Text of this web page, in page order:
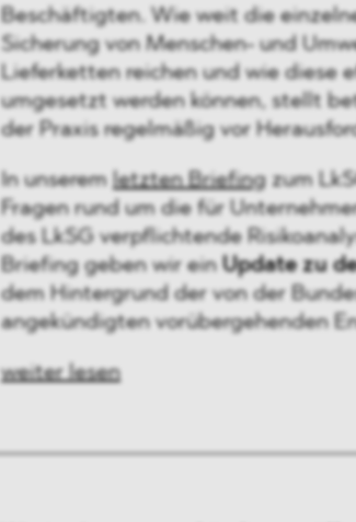
Beschäftigten. Wie weit die
Sicherung von Menschen- und
Lieferketten reichen und wie diese
umgesetzt werden können, stellt
der Praxis regelmäßig vor
In unserem letzten Briefingzum
Fragen rund um die für
des LkSG verpflichtende
Briefing geben wir einUpdate zu
dem Hintergrund der von der
angekündigten vorübergehenden
weiter lesen